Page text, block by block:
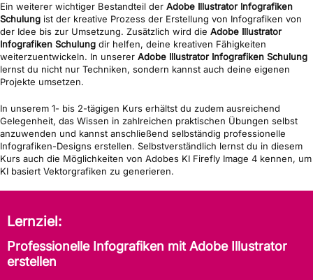
Ein weiterer wichtiger Bestandteil der Adobe Illustrator Infografiken
Schulung ist der kreative Prozess der Erstellung von Infografiken von
der Idee bis zur Umsetzung. Zusätzlich wird die Adobe Illustrator
Infografiken Schulung dir helfen, deine kreativen Fähigkeiten
weiterzuentwickeln. In unserer Adobe Illustrator Infografiken Schulung
lernst du nicht nur Techniken, sondern kannst auch deine eigenen
Projekte umsetzen.
In unserem 1- bis 2-tägigen Kurs erhältst du zudem ausreichend
Gelegenheit, das Wissen in zahlreichen praktischen Übungen selbst
anzuwenden und kannst anschließend selbständig professionelle
Infografiken-Designs erstellen. Selbstverständlich lernst du in diesem
Kurs auch die Möglichkeiten von Adobes KI Firefly Image 4 kennen, um
KI basiert Vektorgrafiken zu generieren.
Lernziel:
Professionelle Infografiken mit Adobe Illustrator
erstellen